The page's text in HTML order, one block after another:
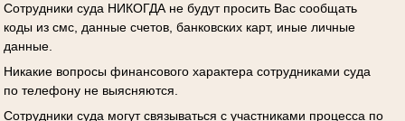
Сотрудники суда НИКОГДА не будут просить Вас сообщать
коды из смс, данные счетов, банковских карт, иные личные
данные.
Никакие вопросы финансового характера сотрудниками суда
по телефону не выясняются.
Сотрудники суда могут связываться с участниками процесса по